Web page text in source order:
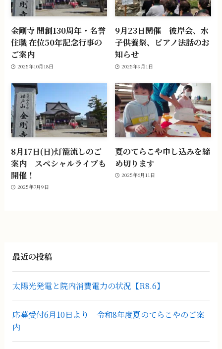
金剛寺 開創130周年・名誉
住職 在位50年記念行事の
ご案内
2025年10月18日
9月23日開催 彼岸会、水
子供養祭、ピアノ法話のお
知らせ
2025年9月1日
8月17日(日)灯籠流しのご
案内 スペシャルライブも
開催！
2025年7月9日
夏のてらこや申し込みを締
め切ります
2025年6月11日
最近の投稿
太陽光発電と院内消費電力の状況【R8.6】
応募受付6月10日より 令和8年度夏のてらこやのご案
内